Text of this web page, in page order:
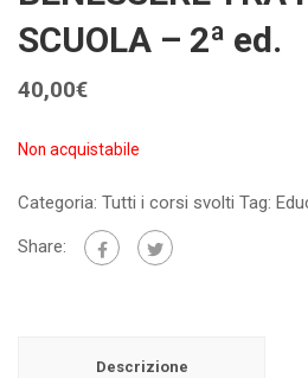
SCUOLA – 2ª ed.
40,00€
Non acquistabile
Categoria: Tutti i corsi svolti Tag:
Share:
Descrizione